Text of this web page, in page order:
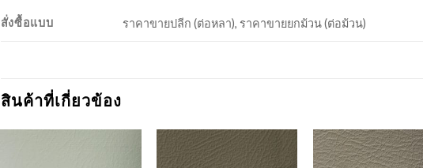
สั่งซื้อแบบ ราคาขายปลีก (ต่อหลา), ราคาขายยกม้วน (ต่อม้วน)
สินค้าที่เกี่ยวข้อง